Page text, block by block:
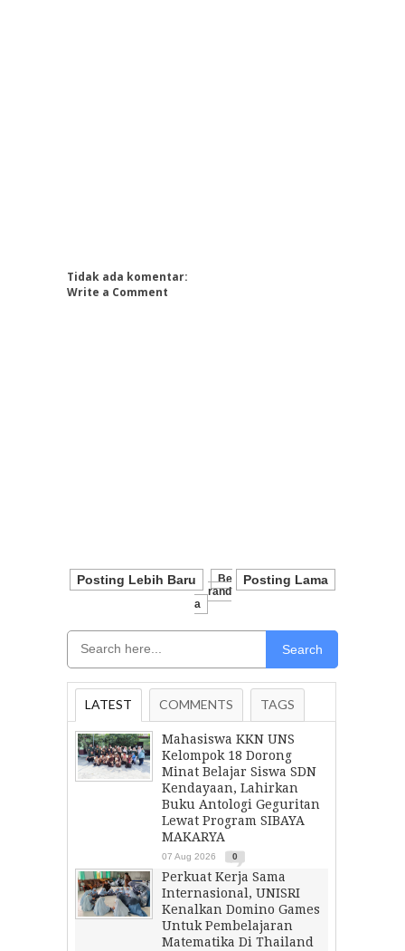
Tidak ada komentar:
Write a Comment
Posting Lebih Baru Posting Lama
Be
Rand
A
Search
LATEST COMMENTS TAGS
Mahasiswa KKN UNS
Kelompok 18 Dorong
Minat Belajar Siswa SDN
Kendayaan, Lahirkan
Buku Antologi Geguritan
Lewat Program SIBAYA
MAKARYA
07 Aug 2026 0
Perkuat Kerja Sama
Internasional, UNISRI
Kenalkan Domino Games
Untuk Pembelajaran
Matematika Di Thailand